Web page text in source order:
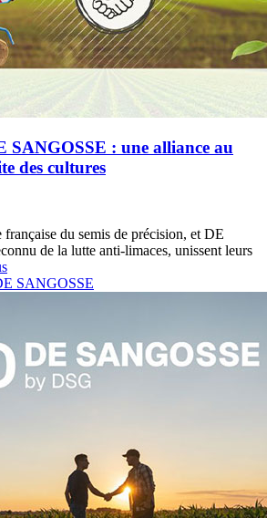
SANGOSSE : une alliance au
des cultures
du semis de précision, et DE
de la lutte anti-limaces, unissent leurs
SANGOSSE